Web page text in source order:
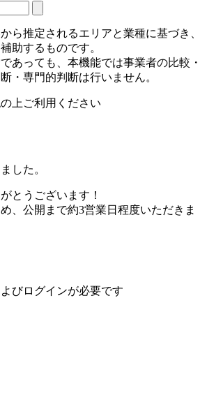
ら推定されるエリアと業種に基づき、
助するものです。
あっても、本機能では事業者の比較・
・専門的判断は行いません。
上ご利用ください
した。
とうございます！
、公開まで約3営業日程度いただきま
びログインが必要です